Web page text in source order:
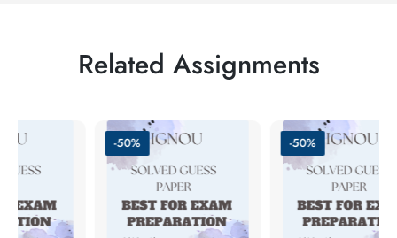
Related Assignments
-50% -50%